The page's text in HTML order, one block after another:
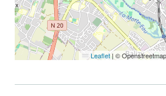
Leaflet| ©